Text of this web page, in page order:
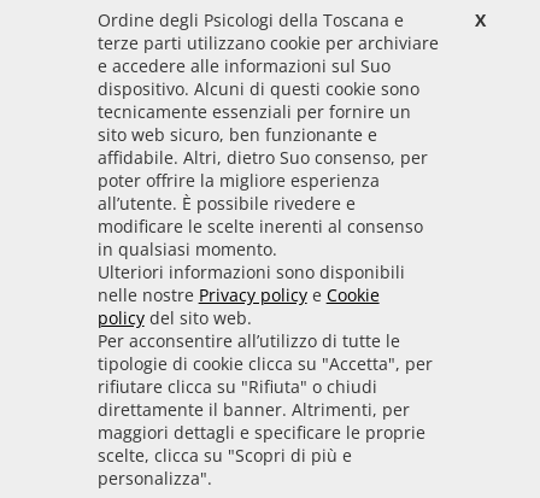
Codice Fiscale
92009700458
Codice IPA
odpt_to
Linee guida
Sito realizzato seguendo le linee guida di sviluppo
per i servizi web delle PA pubblicate da AGID in
collaborazione con il TEAM PER LA
TRASFORMAZIONE DIGITALE.
• Informativa cookie • Informativa privacy
• Amministrazione trasparente • Whistleblowing
X
Ordine degli Psicologi della Toscana e
terze parti utilizzano cookie per archiviare
e accedere alle informazioni sul Suo
dispositivo. Alcuni di questi cookie sono
tecnicamente essenziali per fornire un
sito web sicuro, ben funzionante e
affidabile. Altri, dietro Suo consenso, per
poter offrire la migliore esperienza
all’utente. È possibile rivedere e
modificare le scelte inerenti al consenso
in qualsiasi momento.
Ulteriori informazioni sono disponibili
nelle nostre Privacy policye Cookie
policydel sito web.
Per acconsentire all’utilizzo di tutte le
tipologie di cookie clicca su "Accetta", per
rifiutare clicca su "Rifiuta" o chiudi
direttamente il banner. Altrimenti, per
maggiori dettagli e specificare le proprie
scelte, clicca su "Scopri di più e
personalizza".